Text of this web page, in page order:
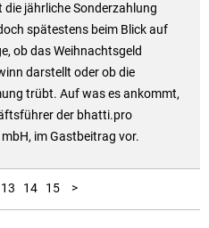
jährliche Sonderzahlung
spätestens beim Blick auf
ob das Weihnachtsgeld
darstellt oder ob die
trübt. Auf was es ankommt,
der bhatti.pro
im Gastbeitrag vor.
13 14 15 >